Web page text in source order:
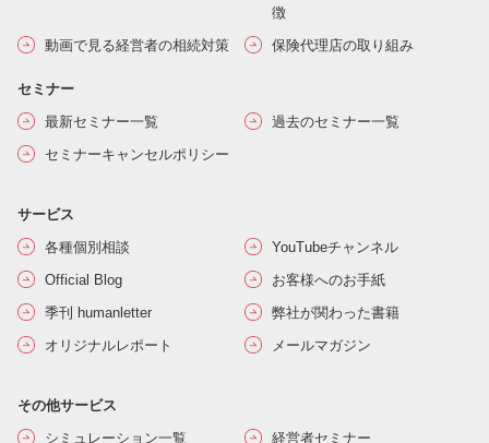
徴
動画で見る経営者の相続対策
保険代理店の取り組み
セミナー
最新セミナー一覧
過去のセミナー一覧
セミナーキャンセルポリシー
サービス
各種個別相談
YouTubeチャンネル
Official Blog
お客様へのお手紙
季刊 humanletter
弊社が関わった書籍
オリジナルレポート
メールマガジン
その他サービス
シミュレーション一覧
経営者セミナー